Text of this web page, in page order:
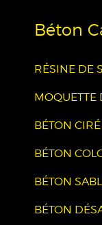
Béton
RÉSINE DE
MOQUETTE
BÉTON
BÉTON
BÉTON
BÉTON